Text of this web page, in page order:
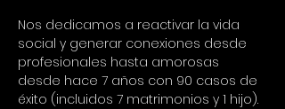
Nos dedicamos a reactivar la vida
social y generar conexiones desde
profesionales hasta amorosas
desde hace 7 años con 90 casos de
éxito (incluidos 7 matrimonios y 1 hijo).